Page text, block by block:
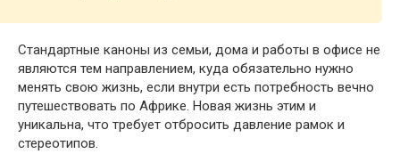
Стандартные каноны из семьи, дома и работы в офисе не
являются тем направлением, куда обязательно нужно
менять свою жизнь, если внутри есть потребность вечно
путешествовать по Африке. Новая жизнь этим и
уникальна, что требует отбросить давление рамок и
стереотипов.